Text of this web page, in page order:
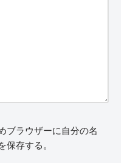
ブラウザーに自分の名
保存する。